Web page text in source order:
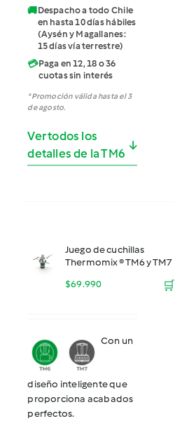
🚚Despacho a todo Chile
en hasta 10 días hábiles
(Aysén y Magallanes:
15 días vía terrestre)
💳Paga en 12, 18 o 36
cuotas sin interés
*Promoción válida hasta el 3
de agosto.
Ver todos los
detalles de la TM6
↓
Juego de cuchillas
Thermomix ® TM6 y TM7
$69.990 🛒
Con un
diseño inteligente que
proporciona acabados
perfectos.